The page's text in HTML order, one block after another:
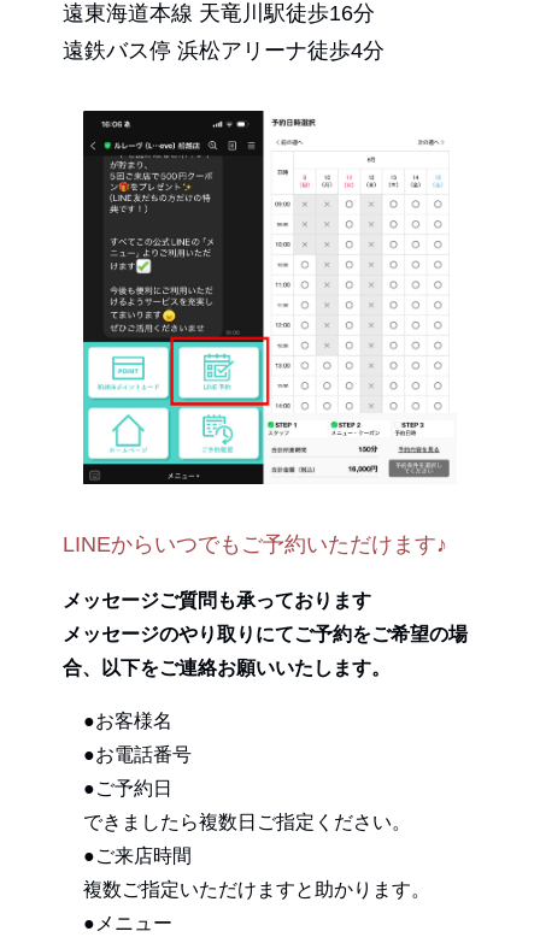
遠東海道本線 天竜川駅徒歩16分
遠鉄バス停 浜松アリーナ徒歩4分
LINEからいつでもご予約いただけます♪
メッセージご質問も承っております
メッセージのやり取りにてご予約をご希望の場
合、以下をご連絡お願いいたします。
●お客様名
●お電話番号
●ご予約日
できましたら複数日ご指定ください。
●ご来店時間
複数ご指定いただけますと助かります。
●メニュー